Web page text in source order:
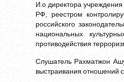
И.о директора
РФ, реестром
российского
национальных
противодействия
Слушатель Рахматжон
выстраивания отношений